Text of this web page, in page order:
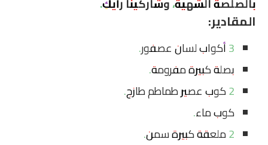
المقادير:
3 أكواب لسان عصفور.
بصلة كبيرة مفرومة.
2 كوب عصير طماطم طازج.
كوب ماء.
2 ملعقة كبيرة سمن.